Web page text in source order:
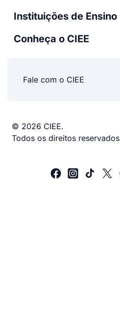
Instituições de Ensino
Conheça o CIEE
Fale com o CIEE
© 2026 CIEE.
Todos os direitos reservados